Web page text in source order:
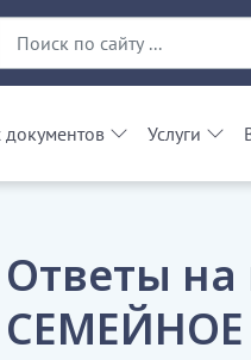
Услуги
Ответы на